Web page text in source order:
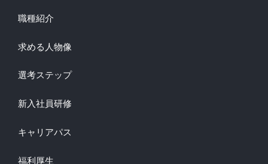
職種紹介
求める人物像
選考ステップ
新入社員研修
キャリアパス
福利厚生